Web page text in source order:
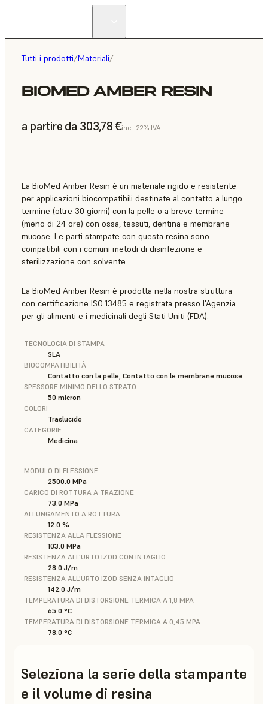
Tutti i prodotti/Materiali/
BIOMED AMBER RESIN
a partire da 303,78 €incl. 22% IVA
La BioMed Amber Resin è un materiale rigido e resistente
per applicazioni biocompatibili destinate al contatto a lungo
termine (oltre 30 giorni) con la pelle o a breve termine
(meno di 24 ore) con ossa, tessuti, dentina e membrane
mucose. Le parti stampate con questa resina sono
compatibili con i comuni metodi di disinfezione e
sterilizzazione con solvente.
La BioMed Amber Resin è prodotta nella nostra struttura
con certificazione ISO 13485 e registrata presso l'Agenzia
per gli alimenti e i medicinali degli Stati Uniti (FDA).
TECNOLOGIA DI STAMPA
SLA
BIOCOMPATIBILITÀ
Contatto con la pelle, Contatto con le membrane mucose
SPESSORE MINIMO DELLO STRATO
50 micron
COLORI
Traslucido
CATEGORIE
Medicina
MODULO DI FLESSIONE
2500.0 MPa
CARICO DI ROTTURA A TRAZIONE
73.0 MPa
ALLUNGAMENTO A ROTTURA
12.0 %
RESISTENZA ALLA FLESSIONE
103.0 MPa
RESISTENZA ALL'URTO IZOD CON INTAGLIO
28.0 J/m
RESISTENZA ALL'URTO IZOD SENZA INTAGLIO
142.0 J/m
TEMPERATURA DI DISTORSIONE TERMICA A 1,8 MPA
65.0 °C
TEMPERATURA DI DISTORSIONE TERMICA A 0,45 MPA
78.0 °C
Seleziona la serie della stampante
e il volume di resina